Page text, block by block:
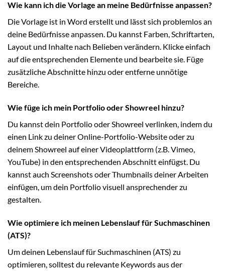
Wie kann ich die Vorlage an meine Bedürfnisse anpassen?
Die Vorlage ist in Word erstellt und lässt sich problemlos an
deine Bedürfnisse anpassen. Du kannst Farben, Schriftarten,
Layout und Inhalte nach Belieben verändern. Klicke einfach
auf die entsprechenden Elemente und bearbeite sie. Füge
zusätzliche Abschnitte hinzu oder entferne unnötige
Bereiche.
Wie füge ich mein Portfolio oder Showreel hinzu?
Du kannst dein Portfolio oder Showreel verlinken, indem du
einen Link zu deiner Online-Portfolio-Website oder zu
deinem Showreel auf einer Videoplattform (z.B. Vimeo,
YouTube) in den entsprechenden Abschnitt einfügst. Du
kannst auch Screenshots oder Thumbnails deiner Arbeiten
einfügen, um dein Portfolio visuell ansprechender zu
gestalten.
Wie optimiere ich meinen Lebenslauf für Suchmaschinen
(ATS)?
Um deinen Lebenslauf für Suchmaschinen (ATS) zu
optimieren, solltest du relevante Keywords aus der